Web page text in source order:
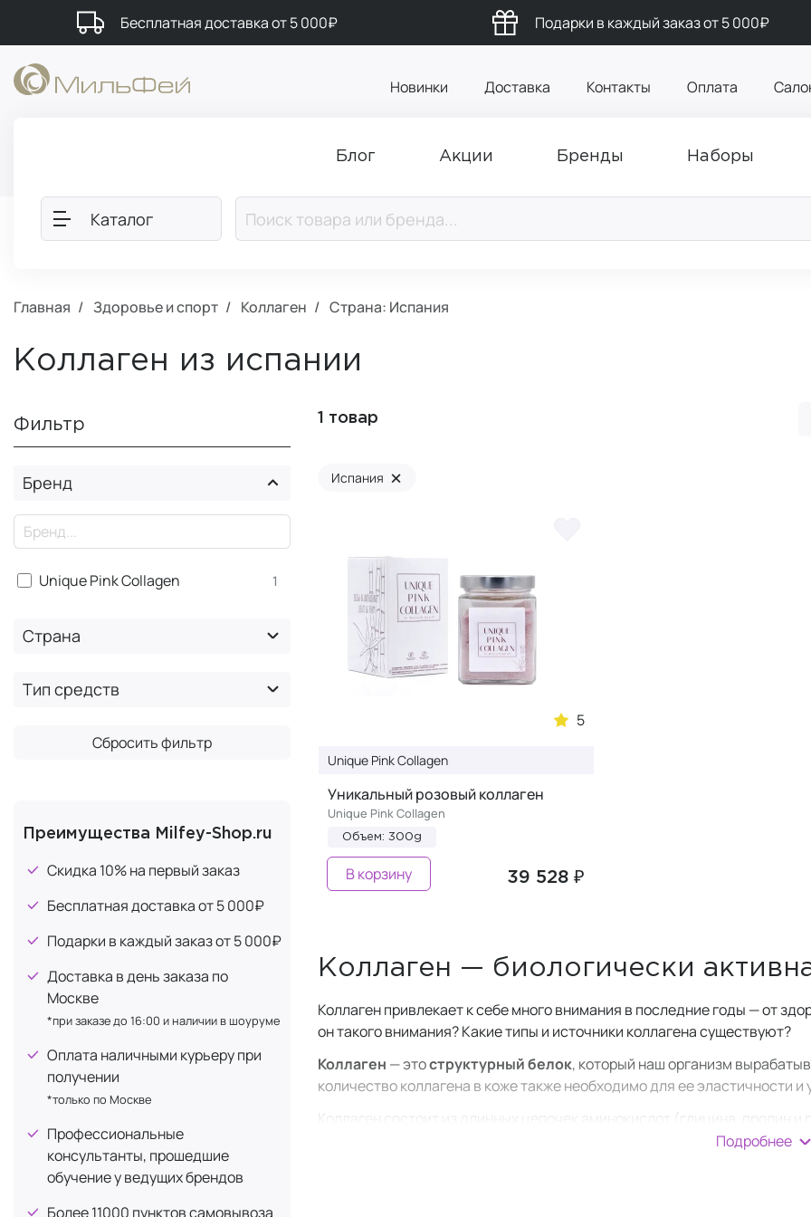
Бесплатная доставка от 5 000₽ Подарки в каждый заказ от 5 000₽
Новинки Доставка Контакты Оплата
Блог Акции Бренды Наборы
Каталог
Главная Здоровье и спорт Коллаген Страна: Испания
Коллаген из испании
Фильтр
Бренд
Unique Pink Collagen 1
Страна
Тип средств
Сбросить фильтр
Преимущества Milfey-Shop.ru
Скидка 10% на первый заказ
Бесплатная доставка от 5 000₽
Подарки в каждый заказ от 5 000₽
Доставка в день заказа по
Москве
*при заказе до 16:00 и наличии в шоуруме
Оплата наличными курьеру при
получении
*только по Москве
Профессиональные
консультанты, прошедшие
обучение у ведущих брендов
Более 11000 пунктов самовывоза
1 товар
Испания ×
5
Unique Pink Collagen
Уникальный розовый коллаген
Unique Pink Collagen
Объем: 300g
39 528 ₽
В корзину
Коллаген — биологически
Коллаген привлекает к себе много внимания в последние годы — от
он такого внимания? Какие типы и источники коллагена существуют?
Коллаген — этоструктурный белок, который наш организм
количество коллагена в коже также необходимо для ее эластичности и
Коллаген состоит из длинных цепочек аминокислот (глицина, пролин и
белков организма человека и используется в качестве
Подробнее